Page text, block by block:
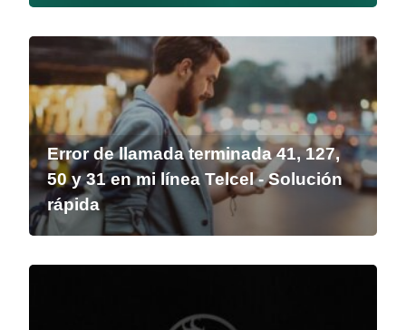
Error de llamada terminada 41, 127,
50 y 31 en mi línea Telcel - Solución
rápida